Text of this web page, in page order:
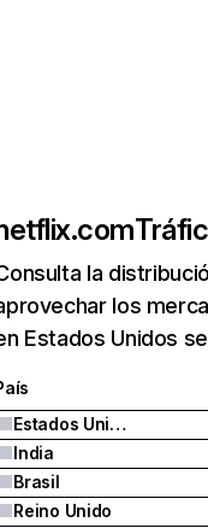
la
los
Estados Unidos
Estados Unidos
India
Brasil
Reino Unido